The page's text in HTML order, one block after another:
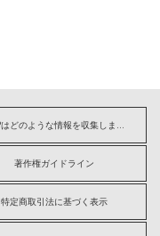
OUPはどのような情報を収集しますか?
著作権ガイドライン
特定商取引法に基づく表示